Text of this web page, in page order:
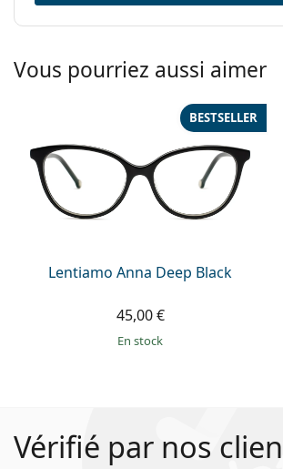
Vous pourriez aussi aimer
Lentiamo Anna Deep Black
BESTSELLER
45,00 €
en stock
Vérifié par nos